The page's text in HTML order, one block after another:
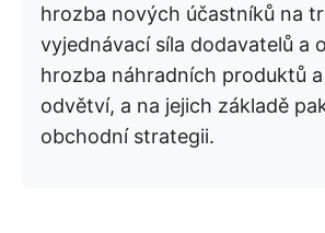
hrozba nových účastníků na
vyjednávací síla dodavatelů a
hrozba náhradních produktů
odvětví, a na jejich základě
obchodní strategii.